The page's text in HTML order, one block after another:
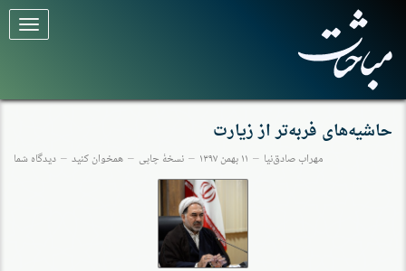
برای
تغییر
کنید
حاشیه‌های فربه‌تر از زیارت
مهراب صادق‌نیا ۱۱ بهمن ۱۳۹۷ نسخهٔ چاپی همخوان کنید دیدگاه شما